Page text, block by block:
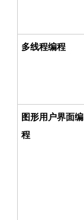
多线程编程
图形用户界面编
程